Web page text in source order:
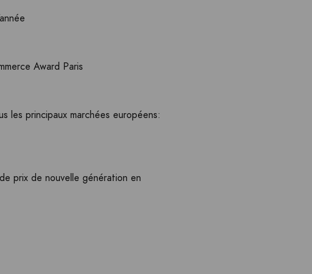
Award Paris
les principaux marchées européens:
prix de nouvelle génération en